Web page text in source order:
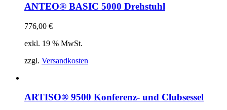
ANTEO® BASIC 5000 Drehstuhl
776,00 €
exkl. 19 % MwSt.
zzgl. Versandkosten
ARTISO® 9500 Konferenz- und Clubsessel